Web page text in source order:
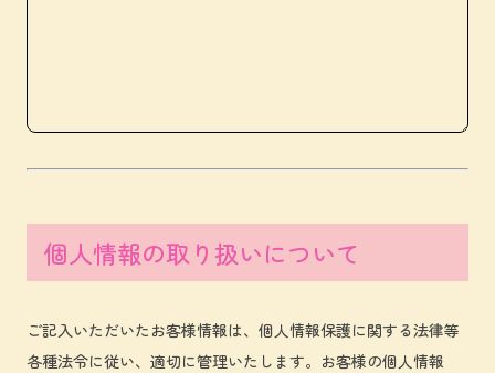
個人情報の取り扱いについて
ご記入いただいたお客様情報は、個人情報保護に関する法律等
各種法令に従い、適切に管理いたします。お客様の個人情報